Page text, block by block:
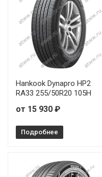
Michelin Pilot Sport
Michelin Pilot Sport
Hankook Dynapro HP2
RA33 255/50R20 105H
от 15 930 ₽
Подробнее